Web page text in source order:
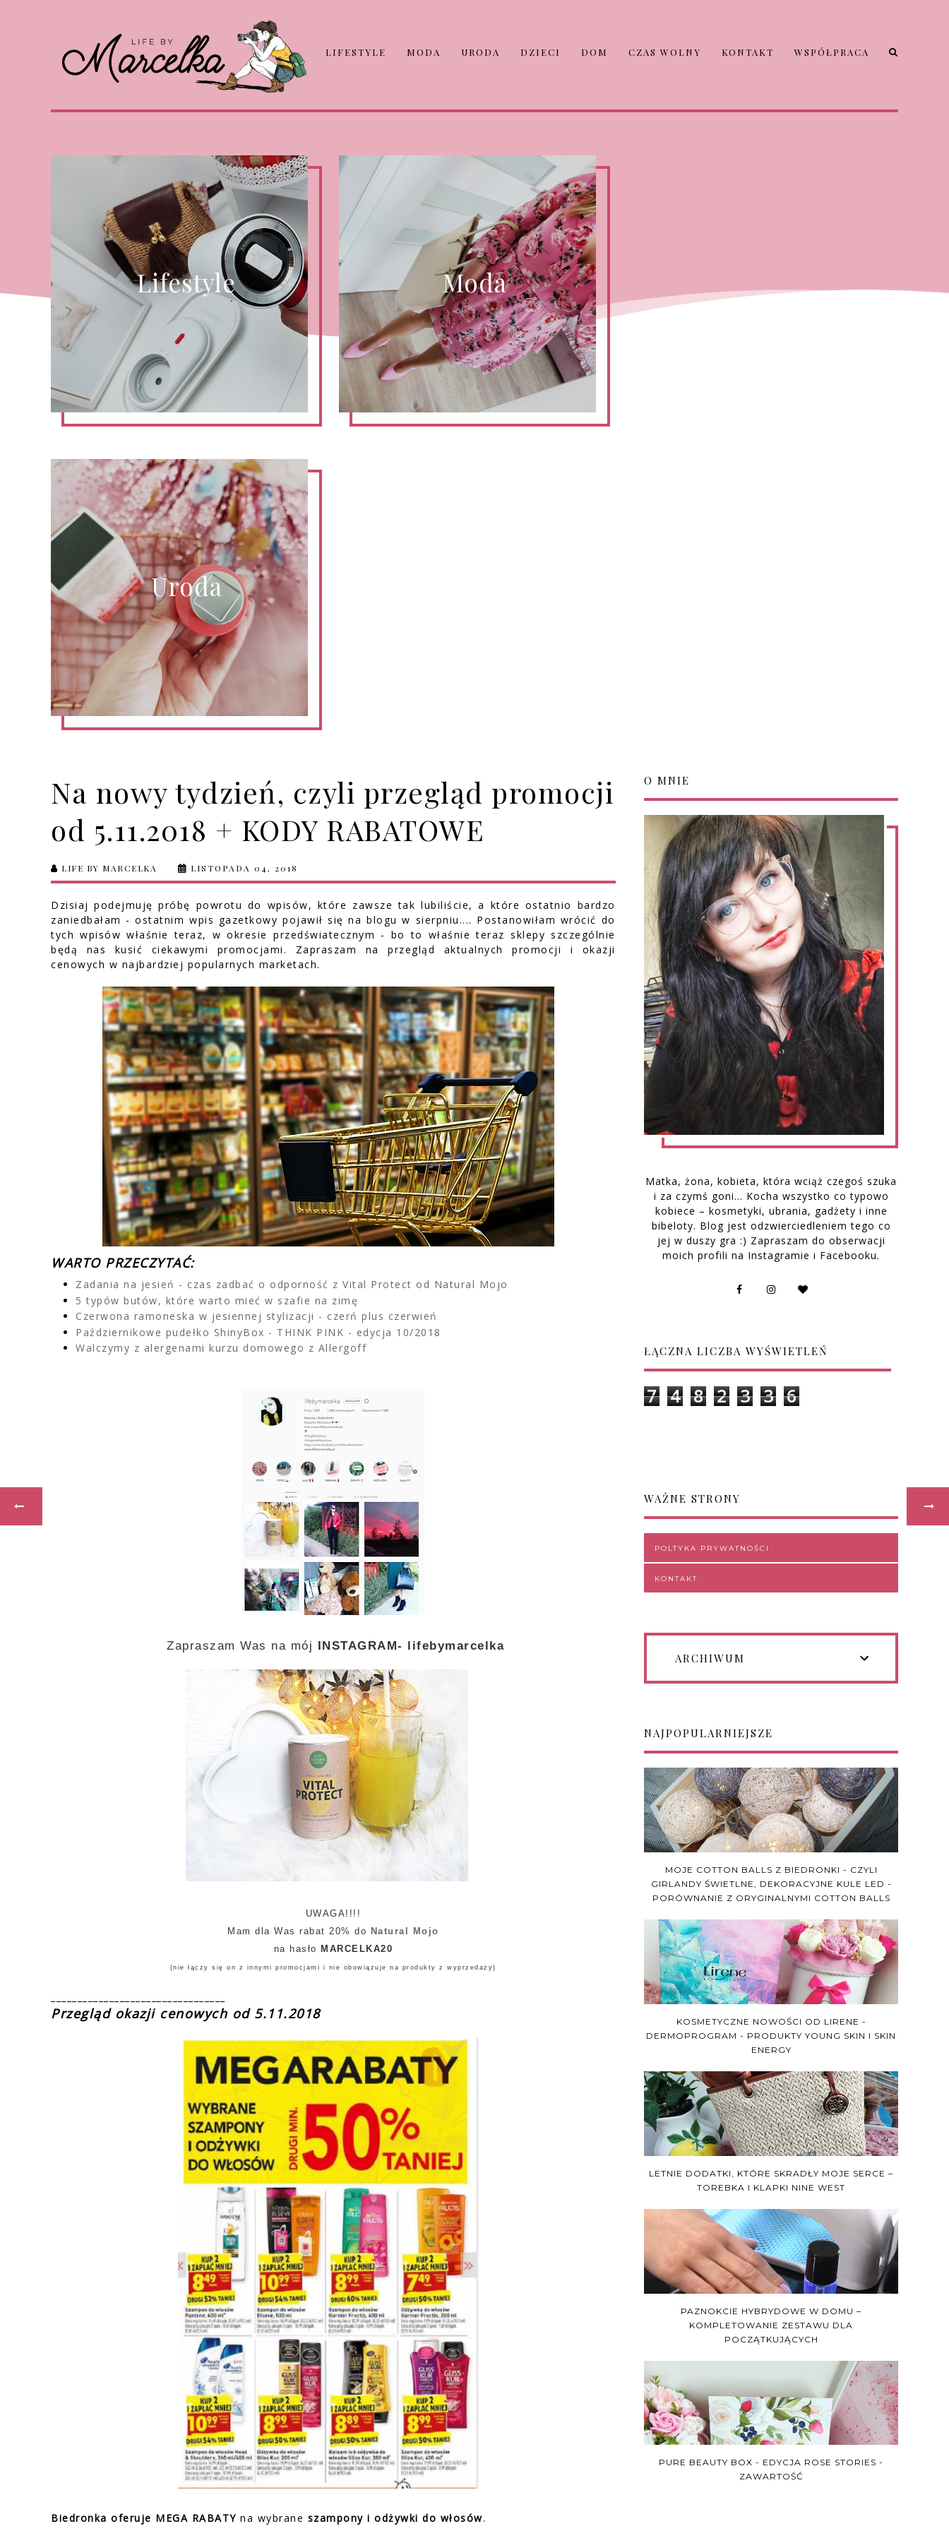
LIFESTYLE MODA URODA DZIECI DOM CZAS WOLNY KONTAKT WSPÓŁPRACA
Lifestyle Moda
Uroda
Na nowy tydzień, czyli przegląd promocji
od 5.11.2018 + KODY RABATOWE
LIFE BY MARCELKA LISTOPADA 04, 2018
Dzisiaj podejmuję próbę powrotu do wpisów, które zawsze tak lubiliście, a które ostatnio bardzo
zaniedbałam - ostatnim wpis gazetkowy pojawił się na blogu w sierpniu.... Postanowiłam wrócić do
tych wpisów właśnie teraz, w okresie przedświatecznym - bo to właśnie teraz sklepy szczególnie
będą nas kusić ciekawymi promocjami. Zapraszam na przegląd aktualnych promocji i okazji
cenowych w najbardziej popularnych marketach.
WARTO PRZECZYTAĆ:
Zadania na jesień - czas zadbać o odporność z Vital Protect od Natural Mojo
5 typów butów, które warto mieć w szafie na zimę
Czerwona ramoneska w jesiennej stylizacji - czerń plus czerwień
Październikowe pudełko ShinyBox - THINK PINK - edycja 10/2018
Walczymy z alergenami kurzu domowego z Allergoff
Zapraszam Was na mój INSTAGRAM- lifebymarcelka
UWAGA!!!!
Mam dla Was rabat 20% do Natural Mojo
na hasło MARCELKA20
(nie łączy się on z innymi promocjami i nie obowiązuje na produkty z wyprzedaży)
Przegląd okazji cenowych od 5.11.2018
Biedronka oferuje MEGA RABATY na wybrane szampony i odżywki do włosów.
O MNIE
Matka, żona, kobieta, która wciąż czegoś szuka
i za czymś goni… Kocha wszystko co typowo
kobiece – kosmetyki, ubrania, gadżety i inne
bibeloty. Blog jest odzwierciedleniem tego co
jej w duszy gra :) Zapraszam do obserwacji
moich profili na Instagramie i Facebooku.
ŁĄCZNA LICZBA WYŚWIETLEŃ
7 4 8 2 3 3 6
WAŻNE STRONY
POLTYKA PRYWATNOŚCI
KONTAKT
ARCHIWUM
NAJPOPULARNIEJSZE
MOJE COTTON BALLS Z BIEDRONKI - CZYLI
GIRLANDY ŚWIETLNE, DEKORACYJNE KULE LED -
PORÓWNANIE Z ORYGINALNYMI COTTON BALLS
KOSMETYCZNE NOWOŚCI OD LIRENE -
DERMOPROGRAM - PRODUKTY YOUNG SKIN I SKIN
ENERGY
LETNIE DODATKI, KTÓRE SKRADŁY MOJE SERCE –
TOREBKA I KLAPKI NINE WEST
PAZNOKCIE HYBRYDOWE W DOMU –
KOMPLETOWANIE ZESTAWU DLA
POCZĄTKUJĄCYCH
PURE BEAUTY BOX - EDYCJA ROSE STORIES -
ZAWARTOŚĆ